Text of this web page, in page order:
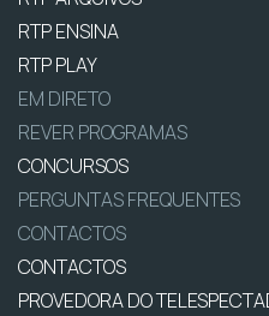
RTP ENSINA
RTP PLAY
EM DIRETO
REVER PROGRAMAS
CONCURSOS
PERGUNTAS FREQUENTES
CONTACTOS
CONTACTOS
PROVEDORA DO